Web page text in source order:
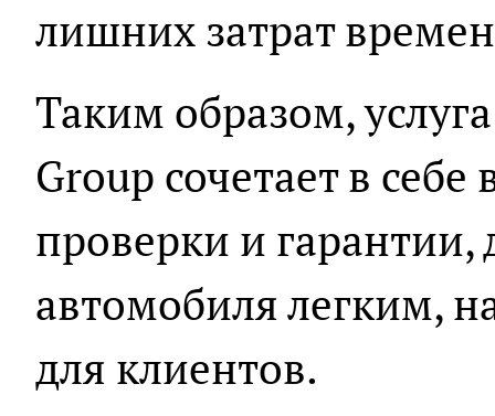
лишних затрат
Таким образом,
Group сочетает в
проверки и гарантии,
автомобиля легким,
для клиентов.